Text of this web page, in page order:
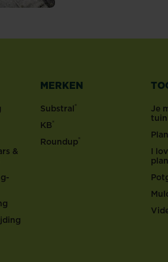
&
MERKEN
Substral®
KB®
Roundup®
Je
I